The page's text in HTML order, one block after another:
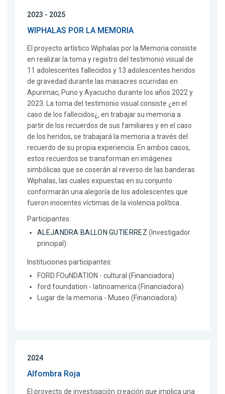
2023 - 2025
WIPHALAS POR LA MEMORIA
El proyecto artístico Wiphalas por la Memoria consiste
en realizar la toma y registro del testimonio visual de
11 adolescentes fallecidos y 13 adolescentes heridos
de gravedad durante las masacres ocurridas en
Apurimac, Puno y Ayacucho durante los años 2022 y
2023. La toma del testimonio visual consiste ¿en el
caso de los fallecidos¿, en trabajar su memoria a
partir de los recuerdos de sus familiares y en el caso
de los heridos, se trabajará la memoria a través del
recuerdo de su propia experiencia. En ambos casos,
estos recuerdos se transforman en imágenes
simbólicas que se coserán al reverso de las banderas
Wiphalas, las cuales expuestas en su conjunto
conformarán una alegoría de los adolescentes que
fueron inocentes víctimas de la violencia política.
Participantes:
ALEJANDRA BALLON GUTIERREZ (Investigador
principal)
Instituciones participantes:
FORD FOuNDATION - cultural (Financiadora)
ford foundation - latinoamerica (Financiadora)
Lugar de la memoria - Museo (Financiadora)
2024
Alfombra Roja
El proyecto de investigación creación que implica una